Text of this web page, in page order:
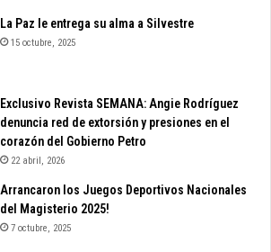
La Paz le entrega su alma a Silvestre
15 octubre, 2025
Exclusivo Revista SEMANA: Angie Rodríguez
denuncia red de extorsión y presiones en el
corazón del Gobierno Petro
22 abril, 2026
Arrancaron los Juegos Deportivos Nacionales
del Magisterio 2025!
7 octubre, 2025